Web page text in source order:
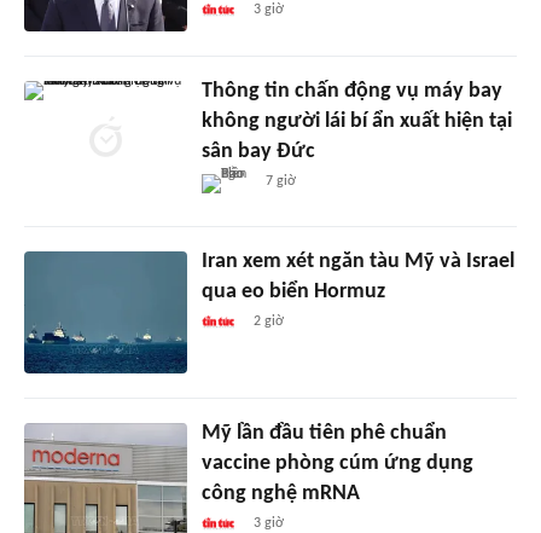
3 giờ
Thông tin chấn động vụ máy bay
không người lái bí ẩn xuất hiện tại
sân bay Đức
7 giờ
Iran xem xét ngăn tàu Mỹ và Israel
qua eo biển Hormuz
2 giờ
Mỹ lần đầu tiên phê chuẩn
vaccine phòng cúm ứng dụng
công nghệ mRNA
3 giờ